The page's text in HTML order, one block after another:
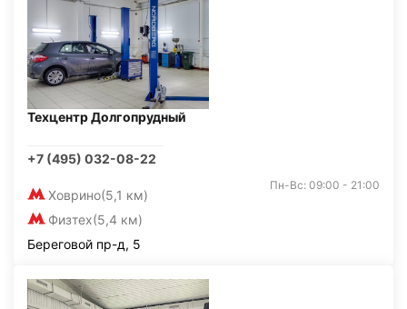
Техцентр Долгопрудный
+7 (495) 032-08-22
Ховрино(5,1 км)
Физтех(5,4 км)
Пн-Вс: 09:00 - 21:00
Береговой пр-д, 5